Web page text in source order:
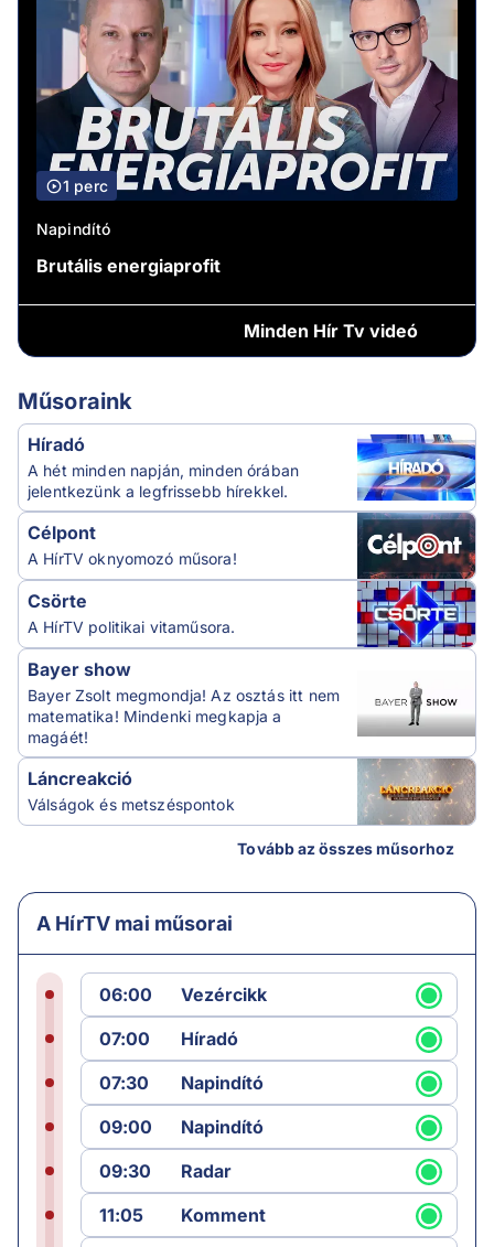
1 perc
Napindító
Brutális energiaprofit
Minden Hír Tv videó
Műsoraink
Híradó
A hét minden napján, minden órában
jelentkezünk a legfrissebb hírekkel.
Célpont
A HírTV oknyomozó műsora!
Csörte
A HírTV politikai vitaműsora.
Bayer show
Bayer Zsolt megmondja! Az osztás itt nem
matematika! Mindenki megkapja a
magáét!
Láncreakció
Válságok és metszéspontok
Tovább az összes műsorhoz
A HírTV mai műsorai
06:00
Vezércikk
07:00
Híradó
07:30
Napindító
09:00
Napindító
09:30
Radar
11:05
Komment